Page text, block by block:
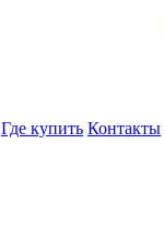
Где купить Контакты